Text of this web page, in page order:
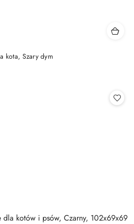
kota, Szary dym